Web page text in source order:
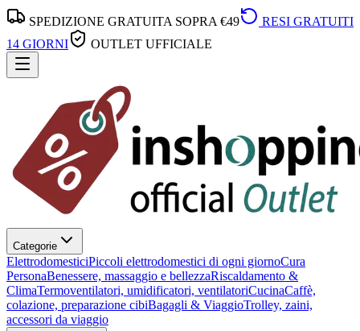
SPEDIZIONE GRATUITA SOPRA €49
RESI GRATUITI
14 GIORNI
OUTLET UFFICIALE
Categorie
ElettrodomesticiPiccoli elettrodomestici di ogni giornoCura
PersonaBenessere, massaggio e bellezzaRiscaldamento &
ClimaTermoventilatori, umidificatori, ventilatoriCucinaCaffè,
colazione, preparazione cibiBagagli & ViaggioTrolley, zaini,
accessori da viaggio